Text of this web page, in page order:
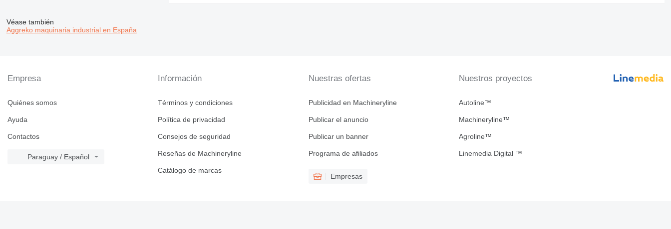
Véase también
Aggreko maquinaria industrial en España
Empresa
Quiénes somos
Ayuda
Contactos
Paraguay / Español
Información
Términos y condiciones
Política de privacidad
Consejos de seguridad
Reseñas de Machineryline
Catálogo de marcas
Nuestras ofertas
Publicidad en Machineryline
Publicar el anuncio
Publicar un banner
Programa de afiliados
Empresas
Nuestros proyectos
Autoline™
Machineryline™
Agroline™
Linemedia Digital ™